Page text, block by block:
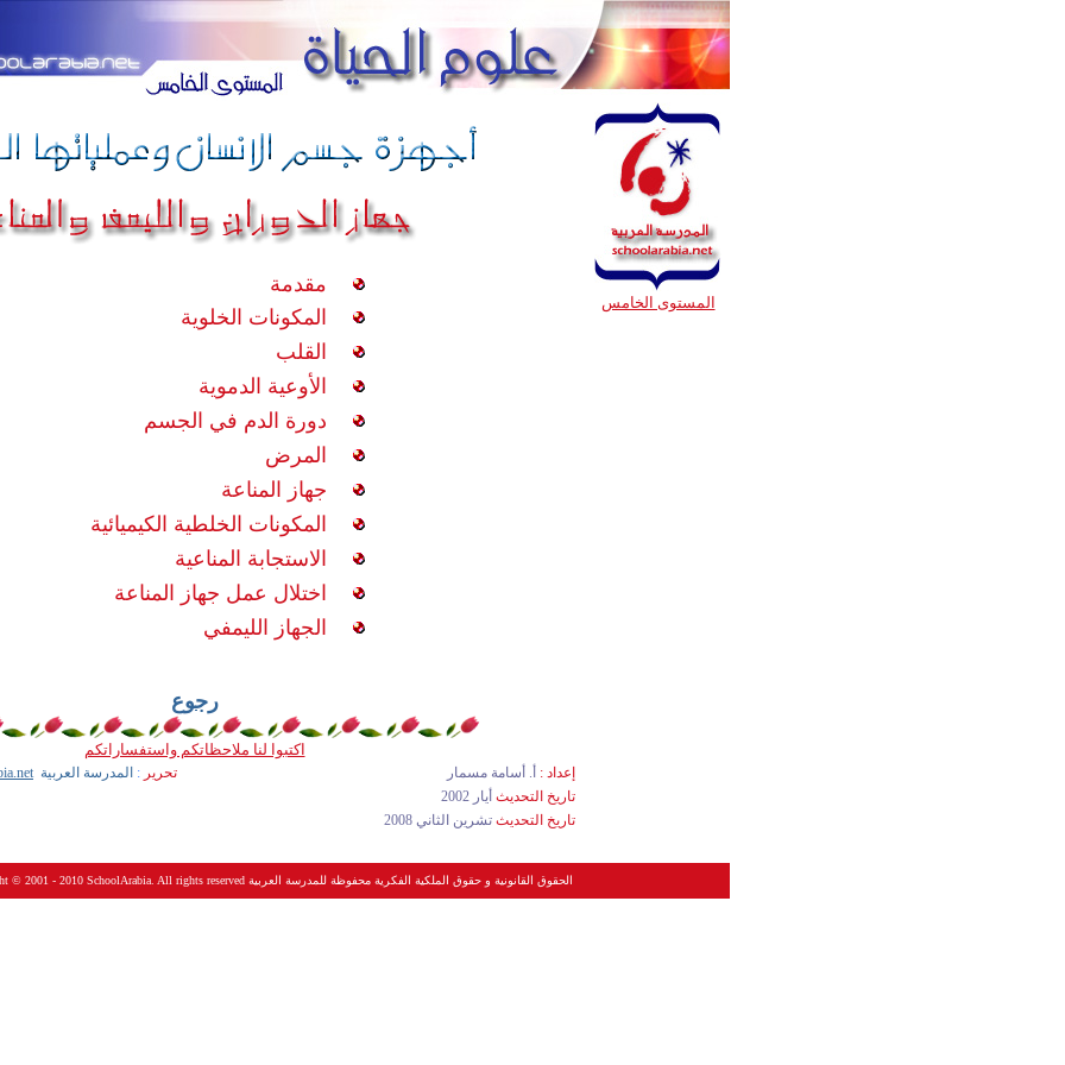
مقدمة
المكونات الخلوية
القلب
الأوعية الدموية
دورة الدم في الجسم
المرض
جهاز المناعة
المكونات الخلطية الكيميائية
الاستجابة المناعية
اختلال عمل جهاز المناعة
الجهاز الليمفي
رجوع
اكتبوا لنا ملاحظاتكم واستفساراتكم
تحرير : المدرسة العربية إعداد : أ. أسامة مسمار
تاريخ التحديث أيار 2002
تاريخ التحديث تشرين الثاني 2008
المستوى الخامس
© 2001 - 2010 SchoolArabia. All rights reserved الحقوق القانونية و حقوق الملكية الفكرية محفوظة للمدرسة العربية